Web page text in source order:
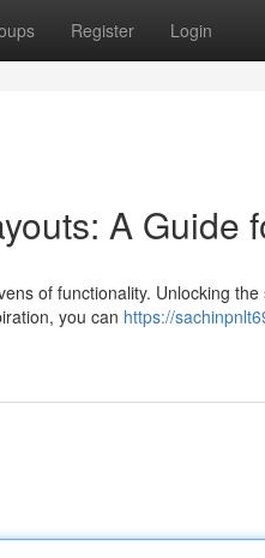
Register Login
A Guide
of functionality. Unlocking
you can https://